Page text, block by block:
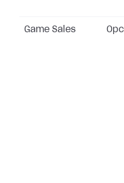
Game Sales